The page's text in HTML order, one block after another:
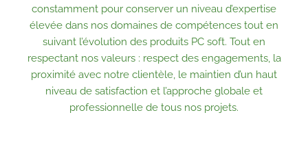
constamment pour conserver un niveau d’expertise
élevée dans nos domaines de compétences tout en
suivant l’évolution des produits PC soft. Tout en
respectant nos valeurs : respect des engagements, la
proximité avec notre clientèle, le maintien d’un haut
niveau de satisfaction et l’approche globale et
professionnelle de tous nos projets.